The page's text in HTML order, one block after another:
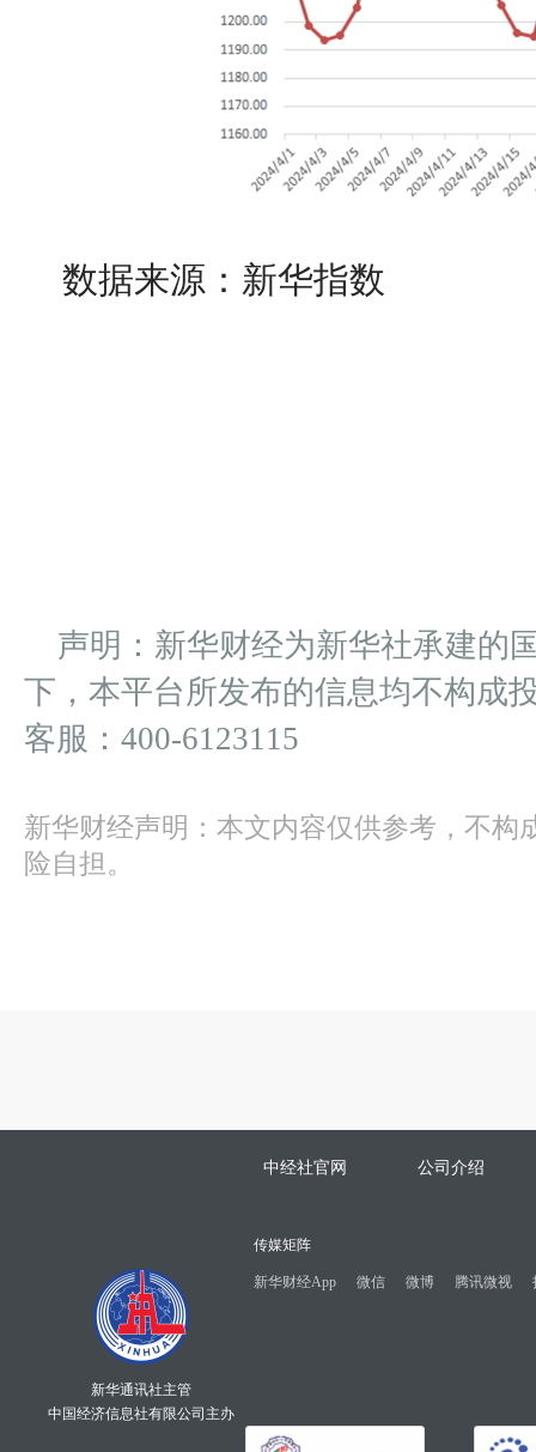
数据来源：新华指数
声明：新华财经为新华社承建的
下，本平台所发布的信息均不构成
客服：400-6123115
新华财经声明：本文内容仅供参考，不构
险自担。
中经社官网 公司介绍
新华通讯社主管
中国经济信息社有限公司主办
传媒矩阵
新华财经App 微信 微博 腾讯微视